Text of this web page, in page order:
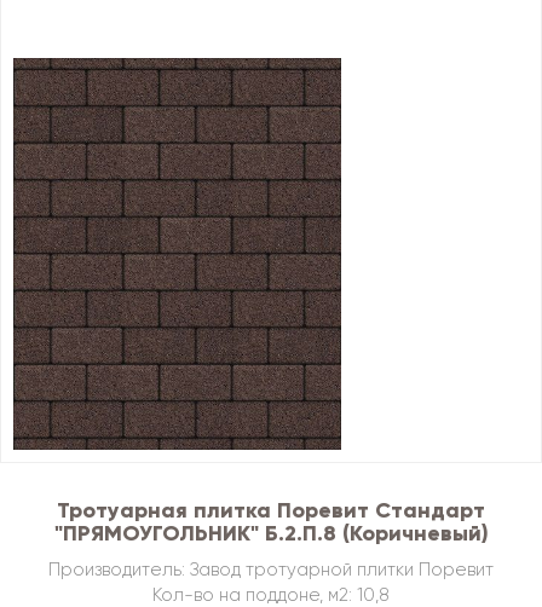
Тротуарная плитка Поревит Стандарт
"ПРЯМОУГОЛЬНИК" Б.2.П.8 (Коричневый)
Производитель: Завод тротуарной плитки Поревит
Кол-во на поддоне, м2: 10,8